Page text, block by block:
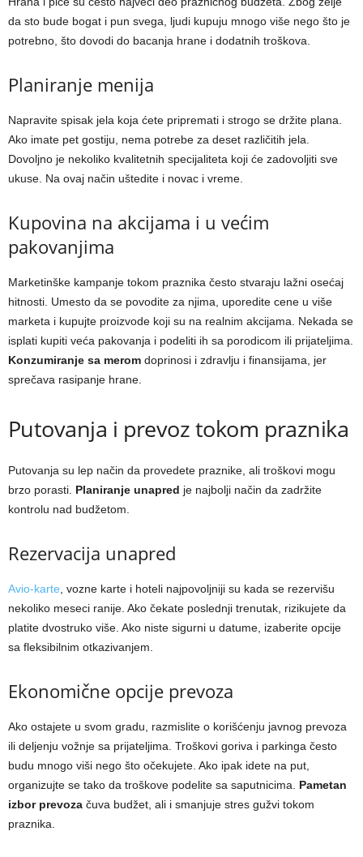
da sto bude bogat i pun svega, ljudi kupuju mnogo više nego što je
potrebno, što dovodi do bacanja hrane i dodatnih troškova.
Planiranje menija
Napravite spisak jela koja ćete pripremati i strogo se držite plana.
Ako imate pet gostiju, nema potrebe za deset različitih jela.
Dovoljno je nekoliko kvalitetnih specijaliteta koji će zadovoljiti sve
ukuse. Na ovaj način uštedite i novac i vreme.
Kupovina na akcijama i u većim
pakovanjima
Marketinške kampanje tokom praznika često stvaraju lažni osećaj
hitnosti. Umesto da se povodite za njima, uporedite cene u više
marketa i kupujte proizvode koji su na realnim akcijama. Nekada se
isplati kupiti veća pakovanja i podeliti ih sa porodicom ili prijateljima.
Konzumiranje sa merom doprinosi i zdravlju i finansijama, jer
sprečava rasipanje hrane.
Putovanja i prevoz tokom praznika
Putovanja su lep način da provedete praznike, ali troškovi mogu
brzo porasti. Planiranje unapred je najbolji način da zadržite
kontrolu nad budžetom.
Rezervacija unapred
Avio-karte , vozne karte i hoteli najpovoljniji su kada se rezervišu
nekoliko meseci ranije. Ako čekate poslednji trenutak, rizikujete da
platite dvostruko više. Ako niste sigurni u datume, izaberite opcije
sa fleksibilnim otkazivanjem.
Ekonomične opcije prevoza
Ako ostajete u svom gradu, razmislite o korišćenju javnog prevoza
ili deljenju vožnje sa prijateljima. Troškovi goriva i parkinga često
budu mnogo viši nego što očekujete. Ako ipak idete na put,
organizujte se tako da troškove podelite sa saputnicima. Pametan
izbor prevoza čuva budžet, ali i smanjuje stres gužvi tokom
praznika.